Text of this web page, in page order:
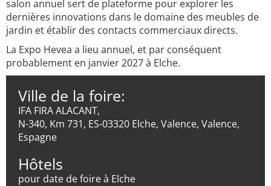
salon annuel sert de plateforme pour explorer les
dernières innovations dans le domaine des meubles de
jardin et établir des contacts commerciaux directs.
La Expo Hevea a lieu annuel, et par conséquent
probablement en janvier 2027 à Elche.
Ville de la foire:
IFA FIRA ALACANT,
N-340, Km 731, ES-03320 Elche, Valence, Valence,
Espagne
Hôtels
pour date de foire à Elche